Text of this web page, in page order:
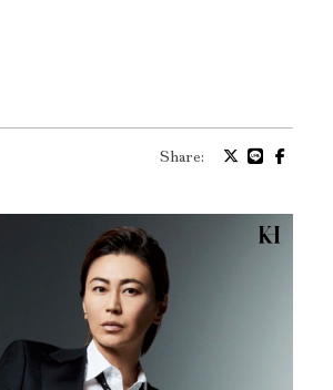
Share:
プロフィール
お問い合わせ
メッセージ